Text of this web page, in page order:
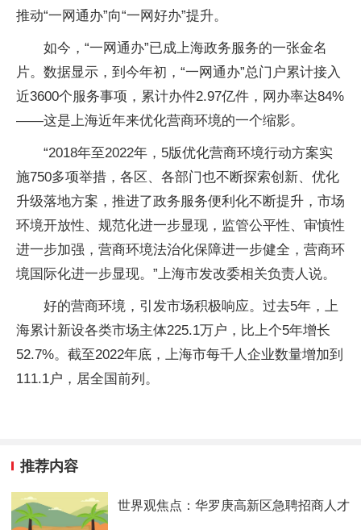
推动“一网通办”向“一网好办”提升。
如今，“一网通办”已成上海政务服务的一张金名
片。数据显示，到今年初，“一网通办”总门户累计接入
近3600个服务事项，累计办件2.97亿件，网办率达84%
——这是上海近年来优化营商环境的一个缩影。
“2018年至2022年，5版优化营商环境行动方案实
施750多项举措，各区、各部门也不断探索创新、优化
升级落地方案，推进了政务服务便利化不断提升，市场
环境开放性、规范化进一步显现，监管公平性、审慎性
进一步加强，营商环境法治化保障进一步健全，营商环
境国际化进一步显现。”上海市发改委相关负责人说。
好的营商环境，引发市场积极响应。过去5年，上
海累计新设各类市场主体225.1万户，比上个5年增长
52.7%。截至2022年底，上海市每千人企业数量增加到
111.1户，居全国前列。
推荐内容
世界观焦点：华罗庚高新区急聘招商人才